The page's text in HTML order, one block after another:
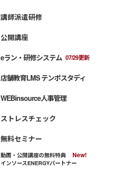
講師派遣研修
公開講座
eラン・研修システム 07/29更新
店舗教育LMS テンポスタディ
WEBinsource人事管理
ストレスチェック
無料セミナー
動画・公開講座の無料特典
インソースENERGYパートナー